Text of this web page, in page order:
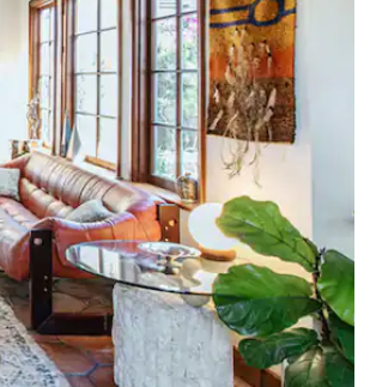
ou en appuyant et en faisant glisser.